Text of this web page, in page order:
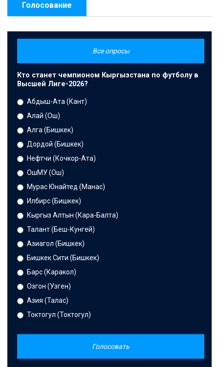
Голосование
Все опросы
Кто станет чемпионом Кыргызстана по футболу в
Высшей Лиге-2026?
Абдыш-Ата (Кант)
Алай (Ош)
Алга (Бишкек)
Дордой (Бишкек)
Нефтчи (Кочкор-Ата)
ОшМУ (Ош)
Мурас Юнайтед (Манас)
Илбирс (Бишкек)
Кыргыз Алтын (Кара-Балта)
Талант (Беш-Кунгей)
Азиагол (Бишкек)
Бишкек Сити (Бишкек)
Барс (Каракол)
Озгон (Узген)
Азия (Талас)
Токтогул (Токтогул)
Голосовать